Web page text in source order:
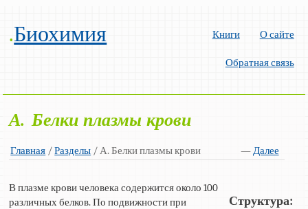
.Биохимия Книги О сайте
Обратная связь
А. Белки плазмы крови
Главная / —Далее
Разделы / А. Белки плазмы крови
В плазме крови человека содержится около 100
различных белков. По подвижности при
Структура: